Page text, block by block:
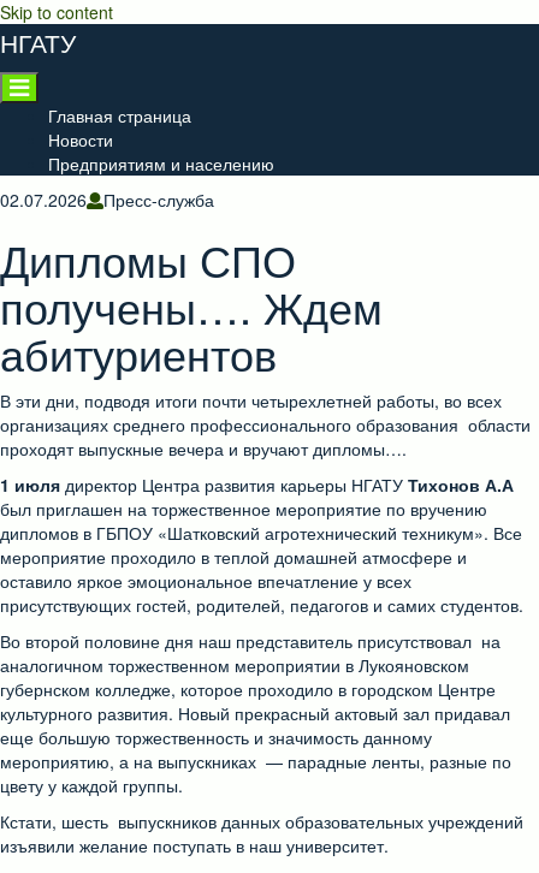
Skip to content
НГАТУ
Главная страница
Новости
Предприятиям и населению
02.07.2026
Пресс-служба
Дипломы СПО
получены…. Ждем
абитуриентов
В эти дни, подводя итоги почти четырехлетней работы, во всех
организациях среднего профессионального образования области
проходят выпускные вечера и вручают дипломы….
1 июля директор Центра развития карьеры НГАТУ Тихонов А.А
был приглашен на торжественное мероприятие по вручению
дипломов в ГБПОУ «Шатковский агротехнический техникум». Все
мероприятие проходило в теплой домашней атмосфере и
оставило яркое эмоциональное впечатление у всех
присутствующих гостей, родителей, педагогов и самих студентов.
Во второй половине дня наш представитель присутствовал на
аналогичном торжественном мероприятии в Лукояновском
губернском колледже, которое проходило в городском Центре
культурного развития. Новый прекрасный актовый зал придавал
еще большую торжественность и значимость данному
мероприятию, а на выпускниках — парадные ленты, разные по
цвету у каждой группы.
Кстати, шесть выпускников данных образовательных учреждений
изъявили желание поступать в наш университет.